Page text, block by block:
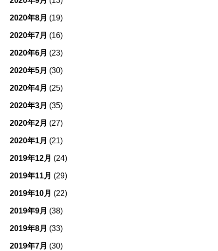
2020年8月 (19)
2020年7月 (16)
2020年6月 (23)
2020年5月 (30)
2020年4月 (25)
2020年3月 (35)
2020年2月 (27)
2020年1月 (21)
2019年12月 (24)
2019年11月 (29)
2019年10月 (22)
2019年9月 (38)
2019年8月 (33)
2019年7月 (30)